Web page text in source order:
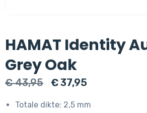
HAMAT Identity
Grey Oak
€43,95
Oorspronkelijke
€37,95
Totale dikte: 2,5 mm